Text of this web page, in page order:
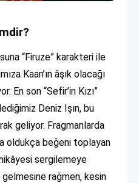
“Firuze” karakteri ile
Kaan’ın âşık olacağı
En son “Sefir’in Kızı”
Deniz Işın, bu
geliyor. Fragmanlarda
oldukça beğeni toplayan
sergilemeye
gelmesine rağmen, kesin